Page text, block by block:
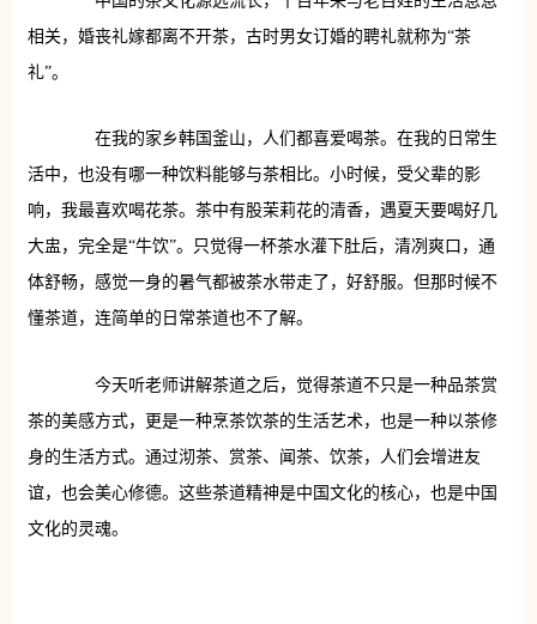
相关，婚丧礼嫁都离不开茶，古时男女订婚的聘礼就称为“茶
礼”。
在我的家乡韩国釜山，人们都喜爱喝茶。在我的日常生
活中，也没有哪一种饮料能够与茶相比。小时候，受父辈的影
响，我最喜欢喝花茶。茶中有股茉莉花的清香，遇夏天要喝好几
大盅，完全是“牛饮”。只觉得一杯茶水灌下肚后，清冽爽口，通
体舒畅，感觉一身的暑气都被茶水带走了，好舒服。但那时候不
懂茶道，连简单的日常茶道也不了解。
今天听老师讲解茶道之后，觉得茶道不只是一种品茶赏
茶的美感方式，更是一种烹茶饮茶的生活艺术，也是一种以茶修
身的生活方式。通过沏茶、赏茶、闻茶、饮茶，人们会增进友
谊，也会美心修德。这些茶道精神是中国文化的核心，也是中国
文化的灵魂。